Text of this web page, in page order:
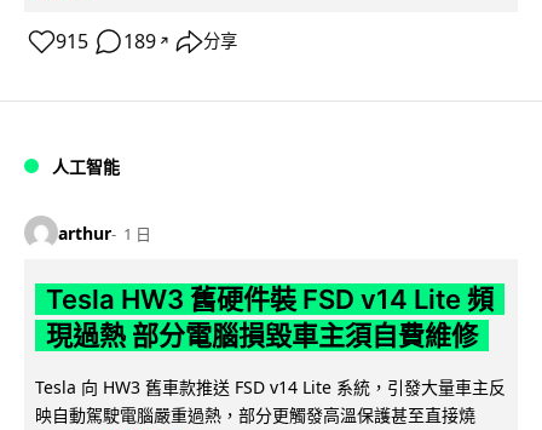
915 189 ↗ 分享
人工智能
arthur 1 日
Tesla HW3 舊硬件裝 FSD v14 Lite 頻
現過熱 部分電腦損毀車主須自費維修
Tesla 向 HW3 舊車款推送 FSD v14 Lite 系統，引發大量車主反
映自動駕駛電腦嚴重過熱，部分更觸發高溫保護甚至直接燒